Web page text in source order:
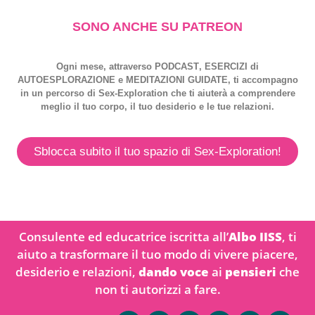
SONO ANCHE SU PATREON
Ogni mese, attraverso PODCAST, ESERCIZI di
AUTOESPLORAZIONE e MEDITAZIONI GUIDATE, ti accompagno
in un percorso di Sex-Exploration che ti aiuterà a comprendere
meglio il tuo corpo, il tuo desiderio e le tue relazioni.
Sblocca subito il tuo spazio di Sex-Exploration!
Consulente ed educatrice iscritta all’Albo IISS, ti
aiuto a trasformare il tuo modo di vivere piacere,
desiderio e relazioni, dando voce ai pensieri che
non ti autorizzi a fare.